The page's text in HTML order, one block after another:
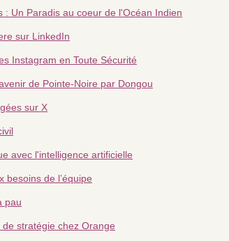
: Un Paradis au coeur de l'Océan Indien
sur LinkedIn
Instagram en Toute Sécurité
de Pointe-Noire par Dongou
sur X
avec l'intelligence artificielle
besoins de l’équipe
pau
stratégie chez Orange